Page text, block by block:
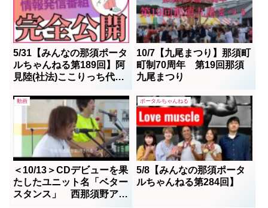
5/31【みんなの那須ポータ
ルちゃんねる第189回】阿
見陸(社法)ここりっち代表
10/7【九尾まつり】那須町
町制70周年 第19回那須
九尾まつり
動画
＜10/13＞CDデビューを果
たしたユニット名「ベター
スタンス」 西那須野アク
ポータルちゃんねる
5/8【みんなの那須ポータ
ルちゃんねる第284回】